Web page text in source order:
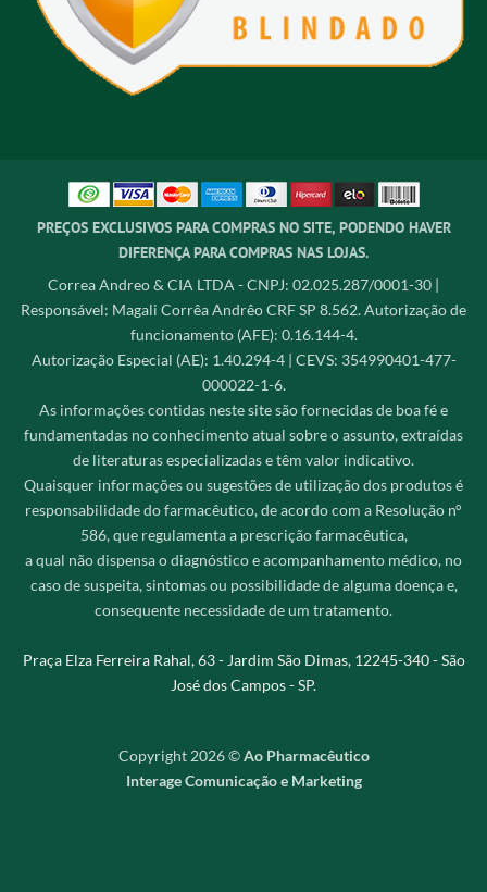
PREÇOS EXCLUSIVOS PARA COMPRAS NO SITE, PODENDO HAVER
DIFERENÇA PARA COMPRAS NAS LOJAS.
Correa Andreo & CIA LTDA - CNPJ: 02.025.287/0001-30 |
Responsável: Magali Corrêa Andrêo CRF SP 8.562. Autorização de
funcionamento (AFE): 0.16.144-4.
Autorização Especial (AE): 1.40.294-4 | CEVS: 354990401-477-
000022-1-6.
As informações contidas neste site são fornecidas de boa fé e
fundamentadas no conhecimento atual sobre o assunto, extraídas
de literaturas especializadas e têm valor indicativo.
Quaisquer informações ou sugestões de utilização dos produtos é
responsabilidade do farmacêutico, de acordo com a Resolução n°
586, que regulamenta a prescrição farmacêutica,
a qual não dispensa o diagnóstico e acompanhamento médico, no
caso de suspeita, sintomas ou possibilidade de alguma doença e,
consequente necessidade de um tratamento.
Praça Elza Ferreira Rahal, 63 - Jardim São Dimas, 12245-340 - São
José dos Campos - SP.
Copyright 2026 ©Ao Pharmacêutico
Interage Comunicação e Marketing